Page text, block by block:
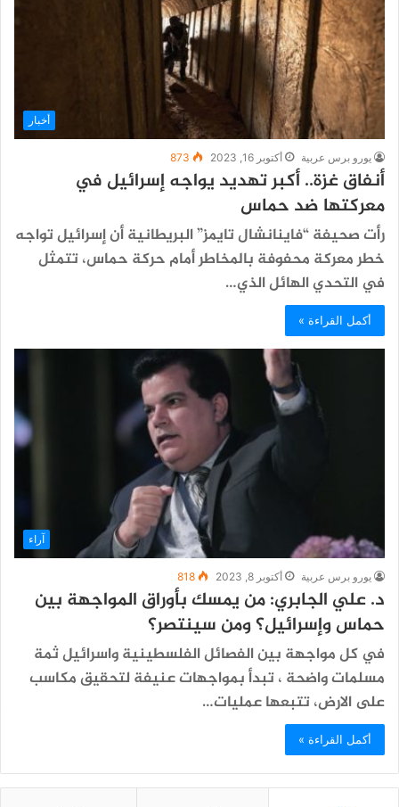
أخبار
يورو برس عربية أكتوبر 16, 2023 873
أنفاق غزة.. أكبر تهديد يواجه إسرائيل في
معركتها ضد حماس
رأت صحيفة “فاينانشال تايمز” البريطانية أن إسرائيل تواجه
خطر معركة محفوفة بالمخاطر أمام حركة حماس، تتمثل
في التحدي الهائل الذي…
أكمل القراءة »
آراء
يورو برس عربية أكتوبر 8, 2023 818
د. علي الجابري: من يمسك بأوراق المواجهة بين
حماس وإسرائيل؟ ومن سينتصر؟
في كل مواجهة بين الفصائل الفلسطينية واسرائيل ثمة
مسلمات واضحة ، تبدأ بمواجهات عنيفة لتحقيق مكاسب
على الارض، تتبعها عمليات…
أكمل القراءة »